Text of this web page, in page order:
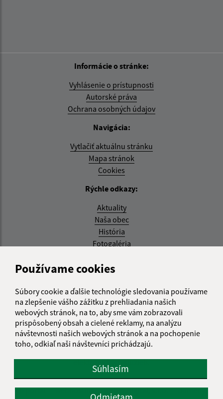
Používame cookies
Súbory cookie a ďalšie technológie sledovania používame
na zlepšenie vášho zážitku z prehliadania našich
webových stránok, na to, aby sme vám zobrazovali
prispôsobený obsah a cielené reklamy, na analýzu
návštevnosti našich webových stránok a na pochopenie
toho, odkiaľ naši návštevníci prichádzajú.
Súhlasím
Informácie o stránke:
Vyhlásenie o prístupnosti
Autorské práva
Ochrana osobných údajov
Navigácia:
Vytlačiť aktuálnu stránku
Mapa stránok
Cookies
Rýchle odkazy:
Aktuality
Naša obec
História
Fotogaléria
Aktualizované:
RSS
Správca obsahu:
Správca obsahu je Obec Rákoš.
Vytvorené v súlade s
Jednotným dizajn manuálom
elektronických služieb.
web portál webhosting webex.digital, s.r.o.
domény